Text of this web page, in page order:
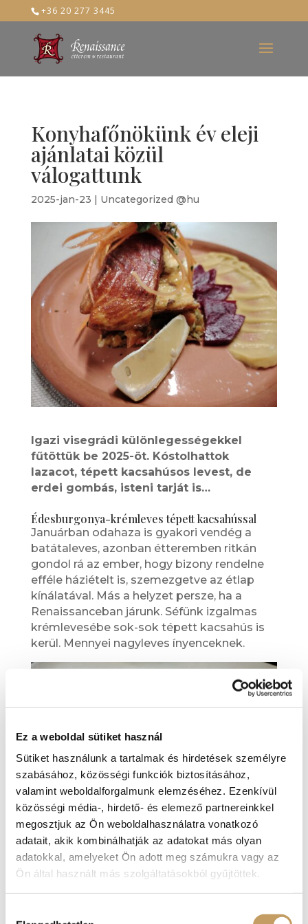
Ez a weboldal sütiket használ
Sütiket használunk a tartalmak és hirdetések személyre
szabásához, közösségi funkciók biztosításához,
valamint weboldalforgalmunk elemzéséhez. Ezenkívül
közösségi média-, hirdető- és elemező partnereinkkel
megosztjuk az Ön weboldalhasználatra vonatkozó
adatait, akik kombinálhatják az adatokat más olyan
adatokkal, amelyeket Ön adott meg számukra vagy az
Ön által használt más szolgáltatásokból gyűjtöttek.
+36 20 277 3445
Konyhafőnökünk év eleji
ajánlatai közül
válogattunk
2025-jan-23 | Uncategorized @hu
Igazi visegrádi különlegességekkel
fűtöttük be 2025-öt. Kóstolhattok
lazacot, tépett kacsahúsos levest, de
erdei gombás, isteni tarját is…
Édesburgonya-krémleves tépett kacsahússal
Januárban odahaza is gyakori vendég a
batátaleves, azonban étteremben ritkán
gondol rá az ember, hogy bizony rendelne
efféle háziételt is, szemezgetve az étlap
kínálatával. Más a helyzet persze, ha a
Renaissanceban járunk. Séfünk izgalmas
krémlevesébe sok-sok tépett kacsahús is
kerül. Mennyei nagyleves ínyenceknek.
Lazacfilé zöldséges lasagne-vel
Céklás pácban érleljük a lazacot, mely